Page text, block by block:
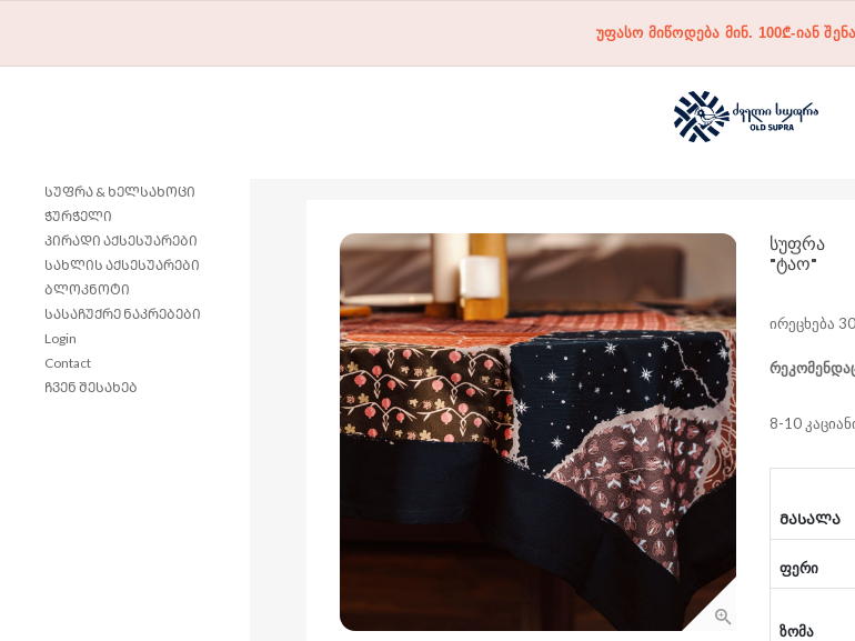
უფასო მიწოდება მინ. 100₾-იან
ᲡᲣᲤᲠᲐ & ᲮᲔᲚᲡᲐᲮᲝᲪᲘ
ᲭᲣᲠᲭᲔᲚᲘ
ᲞᲘᲠᲐᲓᲘ ᲐᲥᲡᲔᲡᲣᲐᲠᲔᲑᲘ
ᲡᲐᲮᲚᲘᲡ ᲐᲥᲡᲔᲡᲣᲐᲠᲔᲑᲘ
ᲑᲚᲝᲙᲜᲝᲢᲘ
ᲡᲐᲡᲐᲩᲣᲥᲠᲔ ᲜᲐᲙᲠᲔᲑᲔᲑᲘ
Login
Contact
ᲩᲕᲔᲜ ᲨᲔᲡᲐᲮᲔᲑ
ᲡᲣᲤᲠᲐ
"ᲢᲐᲝ"
ირეცხება
8-10
ᲛᲐᲡᲐᲚᲐ
ფერი
ზომა